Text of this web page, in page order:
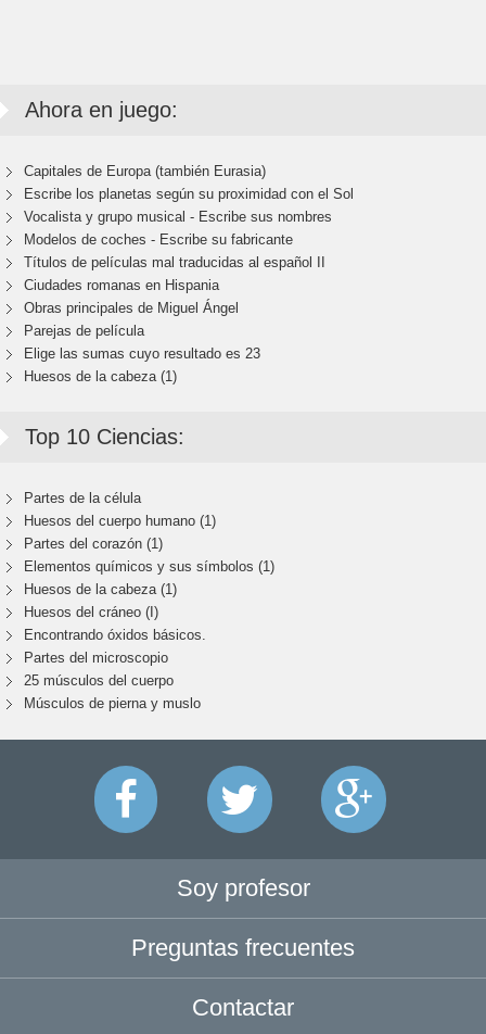
Ahora en juego:
Capitales de Europa (también Eurasia)
Escribe los planetas según su proximidad con el Sol
Vocalista y grupo musical - Escribe sus nombres
Modelos de coches - Escribe su fabricante
Títulos de películas mal traducidas al español II
Ciudades romanas en Hispania
Obras principales de Miguel Ángel
Parejas de película
Elige las sumas cuyo resultado es 23
Huesos de la cabeza (1)
Top 10 Ciencias:
Partes de la célula
Huesos del cuerpo humano (1)
Partes del corazón (1)
Elementos químicos y sus símbolos (1)
Huesos de la cabeza (1)
Huesos del cráneo (I)
Encontrando óxidos básicos.
Partes del microscopio
25 músculos del cuerpo
Músculos de pierna y muslo
Soy profesor
Preguntas frecuentes
Contactar